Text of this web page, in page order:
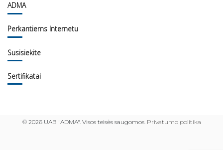
ADMA
Perkantiems Internetu
Susisiekite
Sertifikatai
© 2026 UAB "ADMA". Visos teisės saugomos. Privatumo politika